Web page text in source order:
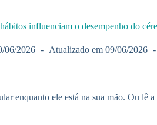
influenciam o desempenho do
06/2026 Atualizado em 09/06/2026
enquanto ele está na sua mão. Ou lê